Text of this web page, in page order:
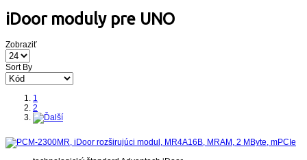
iDoor moduly pre UNO
Zobraziť
Sort By
1
2